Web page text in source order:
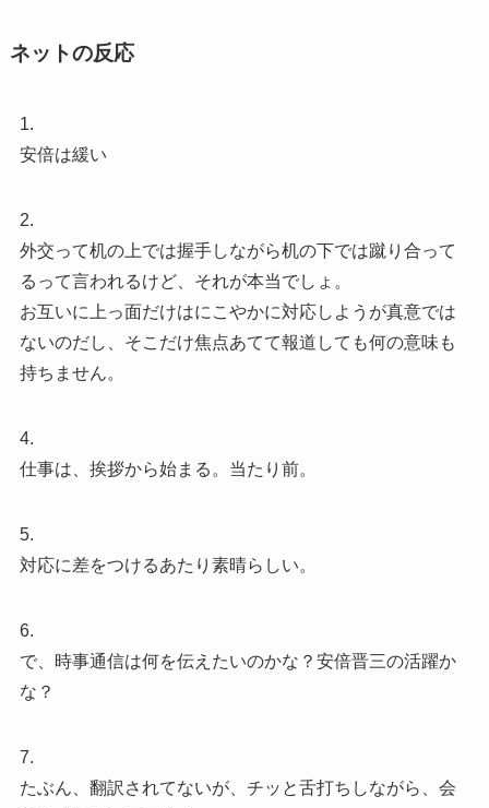
ネットの反応
1.
安倍は緩い
2.
外交って机の上では握手しながら机の下では蹴り合って
るって言われるけど、それが本当でしょ。
お互いに上っ面だけはにこやかに対応しようが真意では
ないのだし、そこだけ焦点あてて報道しても何の意味も
持ちません。
4.
仕事は、挨拶から始まる。当たり前。
5.
対応に差をつけるあたり素晴らしい。
6.
で、時事通信は何を伝えたいのかな？安倍晋三の活躍か
な？
7.
たぶん、翻訳されてないが、チッと舌打ちしながら、会